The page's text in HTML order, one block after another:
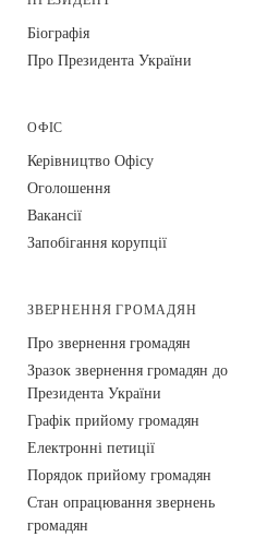
Біографія
Про Президента України
ОФІС
Керівництво Офісу
Оголошення
Вакансії
Запобігання корупції
ЗВЕРНЕННЯ ГРОМАДЯН
Про звернення громадян
Зразок звернення громадян до
Президента України
Графік прийому громадян
Електронні петиції
Порядок прийому громадян
Стан опрацювання звернень
громадян